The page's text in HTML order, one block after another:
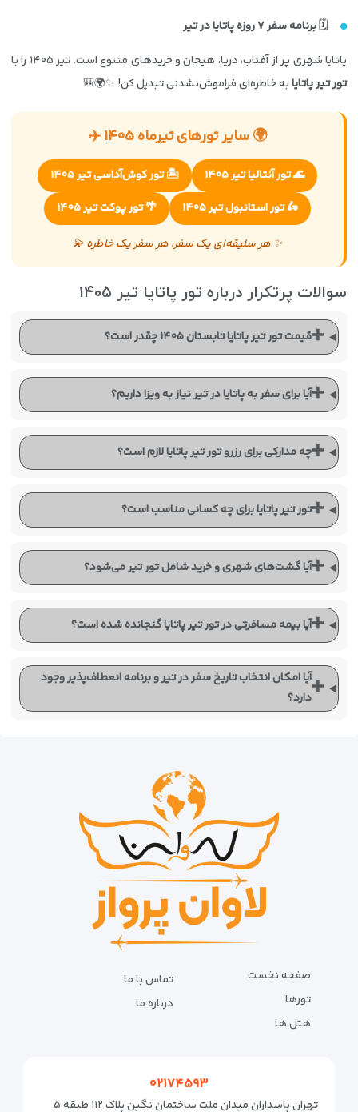
🗓️برنامه سفر ۷ روزه پاتایا در تیر
پاتایا شهری پر از آفتاب، دریا، هیجان و خریدهای متنوع است. تیر ۱۴۰۵ را با
تور تیر پاتایابه خاطره‌ای فراموش‌نشدنی تبدیل کن! ✨🌍🎒
🌍 سایر تورهای تیرماه ۱۴۰۵ ✈️
🌊 تور آنتالیا تیر ۱۴۰۵
🏝️ تور کوش‌آداسی تیر ۱۴۰۵
🛵 تور استانبول تیر ۱۴۰۵
🌴 تور پوکت تیر ۱۴۰۵
✨ هر سلیقه‌ای یک سفر، هر سفر یک خاطره 💫
سوالات پرتکرار درباره تور پاتایا تیر ۱۴۰۵
➕قیمت تور تیر پاتایا تابستان ۱۴۰۵ چقدر است؟
➕آیا برای سفر به پاتایا در تیر نیاز به ویزا داریم؟
➕چه مدارکی برای رزرو تور تیر پاتایا لازم است؟
➕تور تیر پاتایا برای چه کسانی مناسب است؟
➕آیا گشت‌های شهری و خرید شامل تور تیر می‌شود؟
➕آیا بیمه مسافرتی در تور تیر پاتایا گنجانده شده است؟
➕آیا امکان انتخاب تاریخ سفر در تیر و برنامه انعطاف‌پذیر وجود
دارد؟
صفحه نخست
تورها
هتل ها
تماس با ما
درباره ما
۰۲۱۷۴۵۹۳
تهران پاسداران میدان ملت ساختمان نگین پلاک ۱۱۲ طبقه ۵